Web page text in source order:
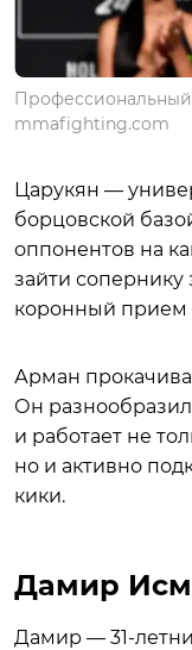
mmafighting.com
Царукян —
борцовской
оппонентов на
зайти сопернику
коронный прием
Арман
Он
и работает не
но и активно
кики.
Дамир
Дамир — 31-